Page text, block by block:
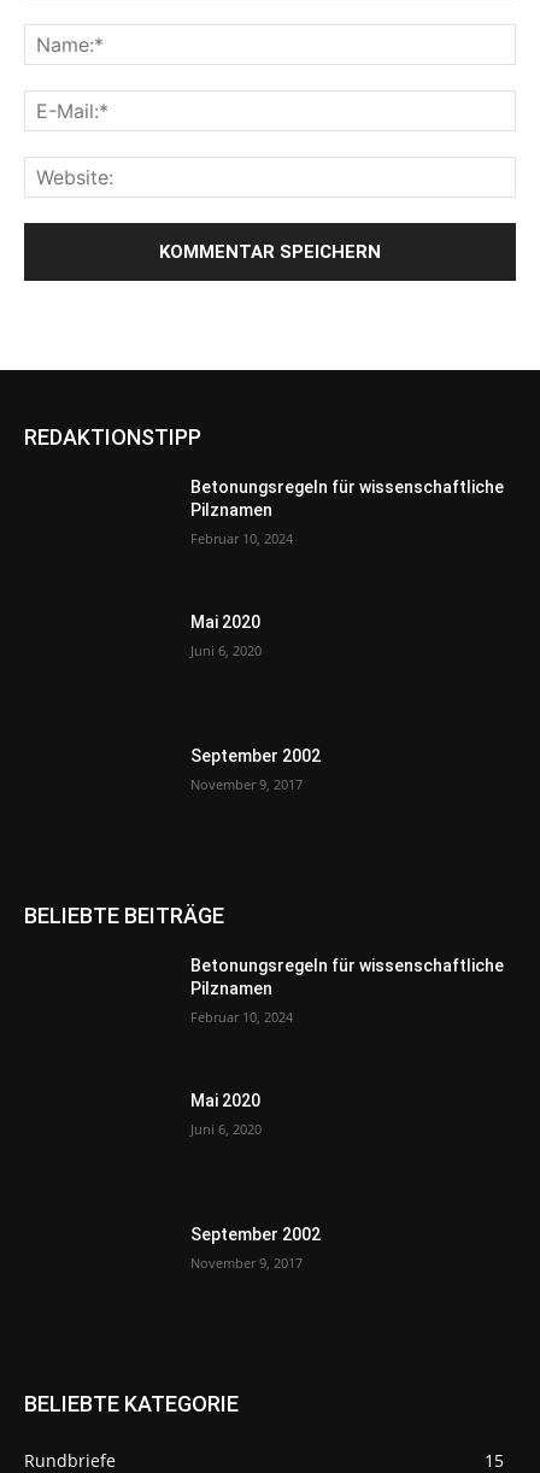
REDAKTIONSTIPP
Betonungsregeln für wissenschaftliche
Pilznamen
Februar 10, 2024
Mai 2020
Juni 6, 2020
September 2002
November 9, 2017
BELIEBTE BEITRÄGE
Betonungsregeln für wissenschaftliche
Pilznamen
Februar 10, 2024
Mai 2020
Juni 6, 2020
September 2002
November 9, 2017
BELIEBTE KATEGORIE
Rundbriefe 15